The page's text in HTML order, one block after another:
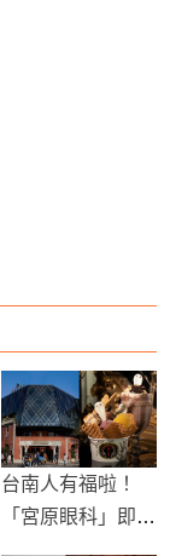
台南人有福啦！
「宮原眼科」即將